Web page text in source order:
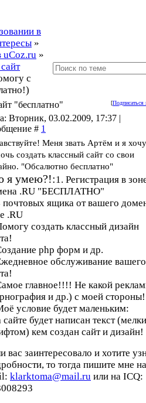
в
»
uCoz.ru »
с
[Подписаться
"бесплатно"
Вторник, 03.02.2009, 17:37 |
# 1
Меня звать Артём и я
создать классный сайт со свои
"Обсалютно бесплатно"
я умею?!:1. Регистрация в
.RU "БЕСПЛАТНО"
почтовых ящика от вашего
.RU
создать классный дизайн
php форм и др.
обслуживание вашего
главное!!!! Не какой
и др.) с моей стороны!
условие будет маленьким:
сайте будет написан текст
кем создан сайт и дизайн!
вас заинтересовало и хотите
то тогда пишите мне
klarktoma@mail.ru или на ICQ: